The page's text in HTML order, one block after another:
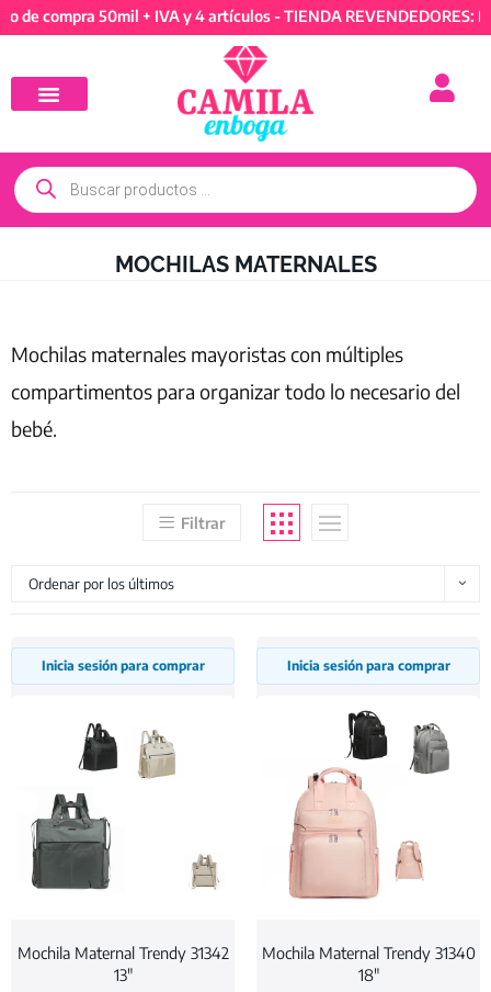
de compra 50mil + IVA y 4 artículos - TIENDA REVENDEDORES:
MOCHILAS MATERNALES
Mochilas maternales mayoristas con múltiples
compartimentos para organizar todo lo necesario del
bebé.
Filtrar
Ordenar por los últimos
Inicia sesión para comprar
Mochila Maternal Trendy 31342
13″
Inicia sesión para comprar
Mochila Maternal Trendy 31340
18″